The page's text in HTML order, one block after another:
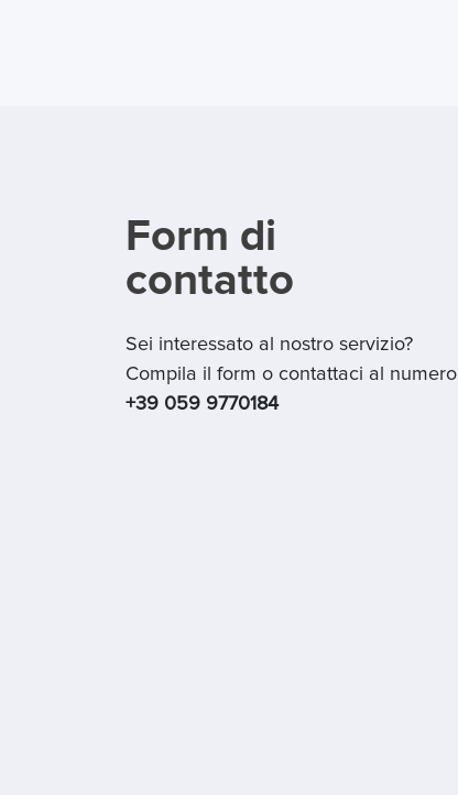
Form di
contatto
Sei interessato al nostro servizio?
Compila il form o contattaci al numero
+39 059 9770184